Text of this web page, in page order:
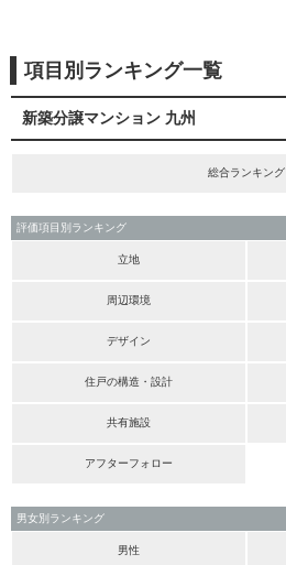
項目別ランキング一覧
新築分譲マンション 九州
総合ランキング
評価項目別ランキング
立地
周辺環境
デザイン
住戸の構造・設計
共有施設
アフターフォロー
男女別ランキング
男性